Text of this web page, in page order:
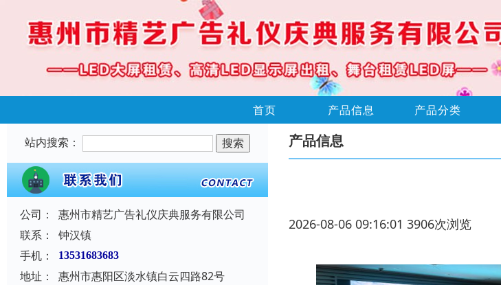
首页 产品信息 产品分类
站内搜索：
公司：
惠州市精艺广告礼仪庆典服务有限公司
联系：
钟汉镇
手机：
13531683683
地址：
惠州市惠阳区淡水镇白云四路82号
产品信息
2026-08-06 09:16:01 3906次浏览